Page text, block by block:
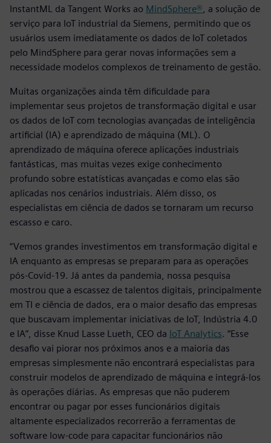
InstantML da Tangent Works ao MindSphere® , a solução de
serviço para IoT industrial da Siemens, permitindo que os
usuários usem imediatamente os dados de IoT coletados
pelo MindSphere para gerar novas informações sem a
necessidade modelos complexos de treinamento de gestão.
Muitas organizações ainda têm dificuldade para
implementar seus projetos de transformação digital e usar
os dados de IoT com tecnologias avançadas de inteligência
artificial (IA) e aprendizado de máquina (ML). O
aprendizado de máquina oferece aplicações industriais
fantásticas, mas muitas vezes exige conhecimento
profundo sobre estatísticas avançadas e como elas são
aplicadas nos cenários industriais. Além disso, os
especialistas em ciência de dados se tornaram um recurso
escasso e caro.
“Vemos grandes investimentos em transformação digital e
IA enquanto as empresas se preparam para as operações
pós-Covid-19. Já antes da pandemia, nossa pesquisa
mostrou que a escassez de talentos digitais, principalmente
em TI e ciência de dados, era o maior desafio das empresas
que buscavam implementar iniciativas de IoT, Indústria 4.0
e IA”, disse Knud Lasse Lueth, CEO da IoT Analytics. “Esse
desafio vai piorar nos próximos anos e a maioria das
empresas simplesmente não encontrará especialistas para
construir modelos de aprendizado de máquina e integrá-los
às operações diárias. As empresas que não puderem
encontrar ou pagar por esses funcionários digitais
altamente especializados recorrerão a ferramentas de
software low-code para capacitar funcionários não